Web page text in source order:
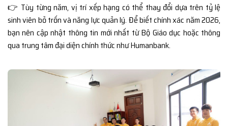
👉 Tùy từng năm, vị trí xếp hạng có thể thay đổi dựa trên tỷ lệ
sinh viên bỏ trốn và năng lực quản lý. Để biết chính xác năm 2026,
bạn nên cập nhật thông tin mới nhất từ Bộ Giáo dục hoặc thông
qua trung tâm đại diện chính thức như Humanbank.